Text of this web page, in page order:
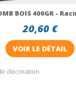
BOIS 400GR -
20,60 €
VOIR LE DÉTAIL
décoration